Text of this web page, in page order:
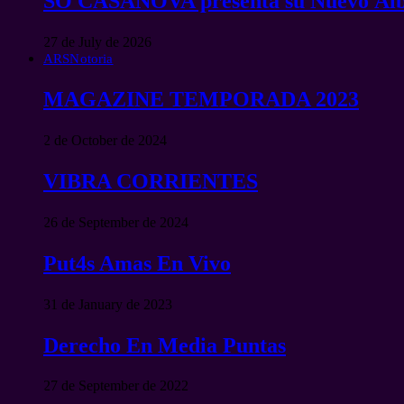
27 de July de 2026
ARSNotoria
MAGAZINE TEMPORADA 2023
2 de October de 2024
VIBRA CORRIENTES
26 de September de 2024
Put4s Amas En Vivo
31 de January de 2023
Derecho En Media Puntas
27 de September de 2022